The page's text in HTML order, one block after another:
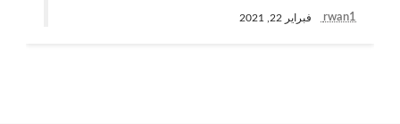
rwan1 فبراير 22, 2021